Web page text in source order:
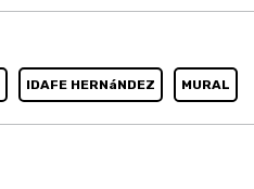
IDAFE HERNáNDEZ MURAL